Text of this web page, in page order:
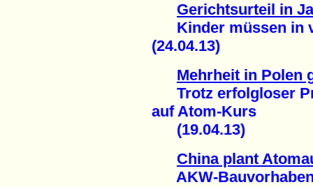
Gerichtsurteil in
Kinder müssen in
(24.04.13)
Mehrheit in Polen
Trotz erfolgloser
auf Atom-Kurs
(19.04.13)
China plant
AKW-Bauvorhaben